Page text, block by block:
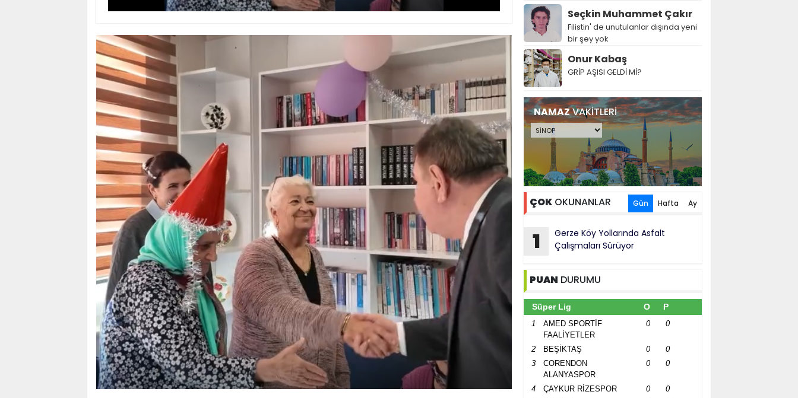
Seçkin Muhammet Çakır
Filistin' de unutulanlar dışında yeni
bir şey yok
Onur Kabaş
GRİP AŞISI GELDİ Mİ?
NAMAZVAKİTLERİ
ÇOK OKUNANLAR Gün Hafta Ay
1
Gerze Köy Yollarında Asfalt
Çalışmaları Sürüyor
PUAN DURUMU
Süper Lig O P
1
AMED SPORTİF
FAALİYETLER
0 0
2 BEŞİKTAŞ 0
0
3
CORENDON
ALANYASPOR
0 0
4 ÇAYKUR RİZESPOR 0
0